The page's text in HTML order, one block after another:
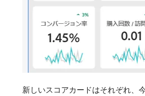
新しいスコアカードはそれぞれ、